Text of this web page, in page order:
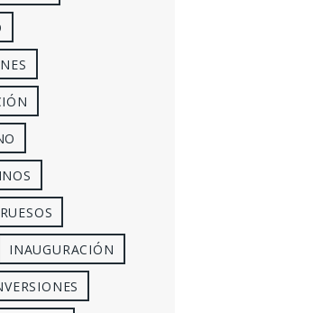
INAUGURACIÓN